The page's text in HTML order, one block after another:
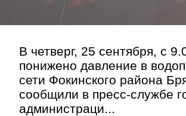
В четверг, 25 сентября, с
понижено давление в
сети Фокинского района
сообщили в пресс-службе
администраци...
Контакт»